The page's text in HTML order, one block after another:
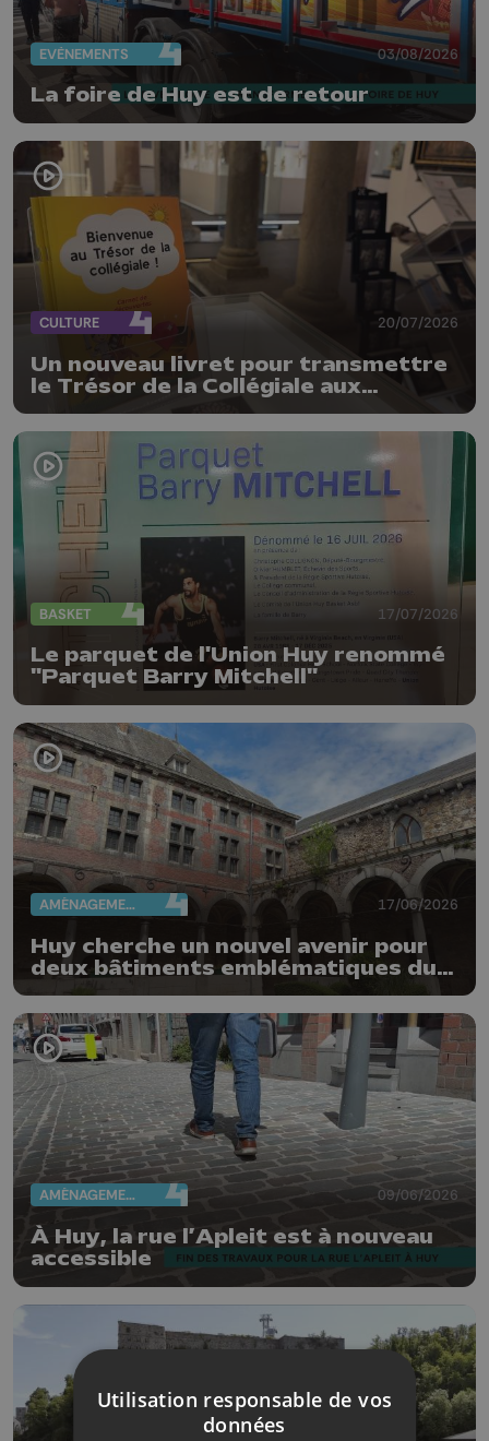
EVÈNEMENTS 03/08/2026
La foire de Huy est de retour
CULTURE 20/07/2026
Un nouveau livret pour transmettre
le Trésor de la Collégiale aux
enfants
BASKET 17/07/2026
Le parquet de l'Union Huy renommé
"Parquet Barry Mitchell"
AMÉNAGEMENT DU TERRITOIRE 17/06/2026
Huy cherche un nouvel avenir pour
deux bâtiments emblématiques du
Vieux Huy
AMÉNAGEMENT DU TERRITOIRE 09/06/2026
À Huy, la rue l’Apleit est à nouveau
accessible
Utilisation responsable de vos
données